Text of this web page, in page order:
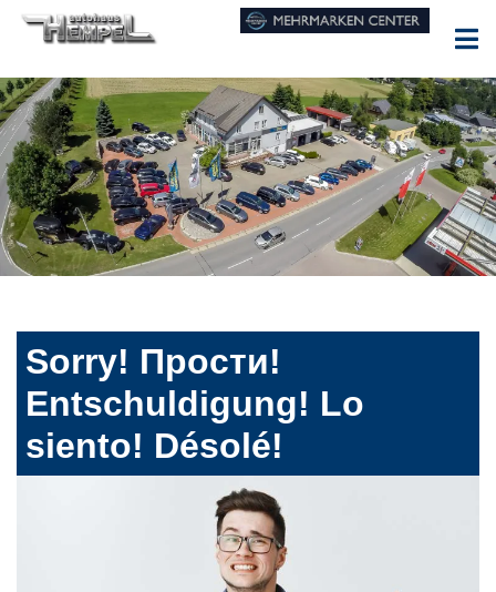
Sorry! Прости!
Entschuldigung! Lo
siento! Désolé!